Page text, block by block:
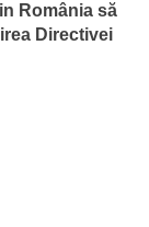
România să
Directivei